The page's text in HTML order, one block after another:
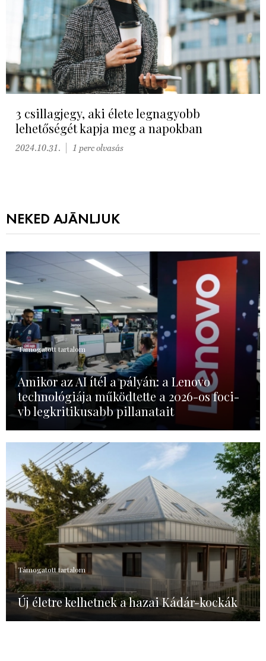
3 csillagjegy, aki élete legnagyobb
lehetőségét kapja meg a napokban
2024.10.31. 1 perc olvasás
NEKED AJÁNLJUK
Támogatott tartalom
Amikor az AI ítél a pályán: a Lenovo
technológiája működtette a 2026-os foci-
vb legkritikusabb pillanatait
Támogatott tartalom
Új életre kelhetnek a hazai Kádár-kockák